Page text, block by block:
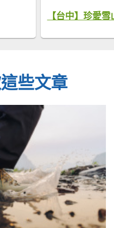
【台中】珍愛雪
些文章